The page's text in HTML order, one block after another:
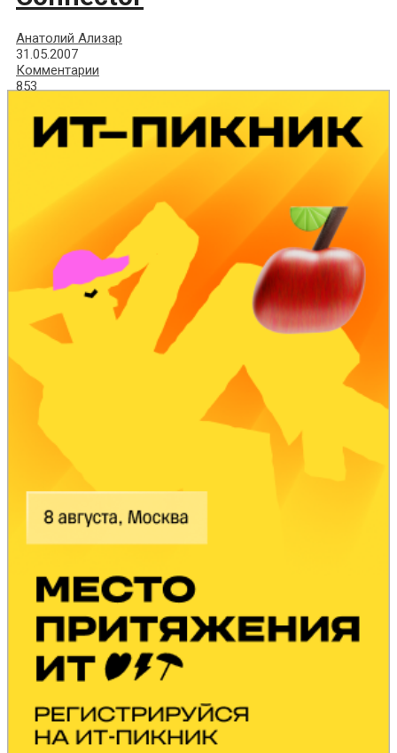
Анатолий Ализар
31.05.2007
Комментарии
853